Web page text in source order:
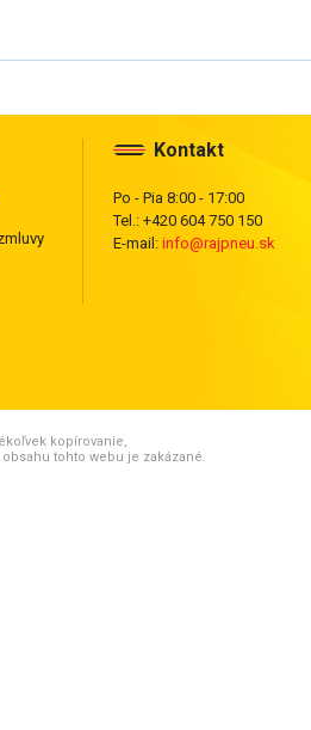
Kontakt
Po - Pia 8:00 - 17:00
Tel.: +420 604 750 150
E-mail: info@rajpneu.sk
kopírovanie,
tohto webu je zakázané.